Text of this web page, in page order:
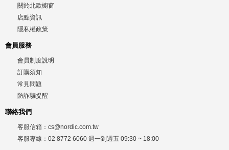
關於北歐櫥窗
店點資訊
隱私權政策
會員服務
會員制度說明
訂購須知
常見問題
防詐騙提醒
聯絡我們
客服信箱： cs@nordic.com.tw
客服專線： 02 8772 6060 週一到週五 09:30 ~ 18:00